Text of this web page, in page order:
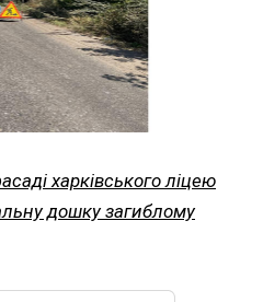
харківського ліцею
дошку загиблому